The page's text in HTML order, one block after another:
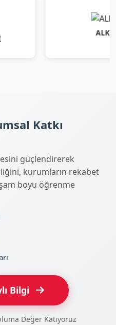
Katkı
güçlendirerek
kurumların rekabet
boyu öğrenme
Bilgi
Değer Katıyoruz